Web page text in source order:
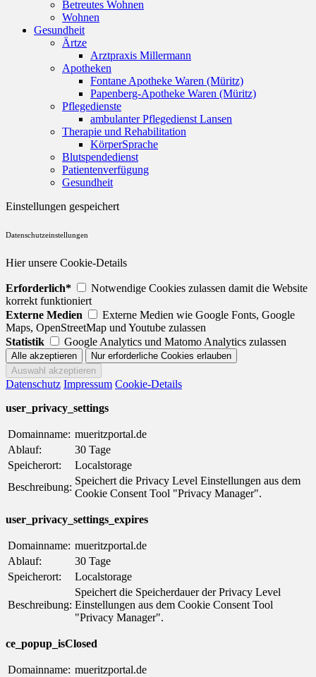
Betreutes Wohnen
Wohnen
Gesundheit
Ärtze
Arztpraxis Millermann
Apotheken
Fontane Apotheke Waren (Müritz)
Papenberg-Apotheke Waren (Müritz)
Pflegedienste
ambulanter Pflegedienst Lansen
Therapie und Rehabilitation
KörperSprache
Blutspendedienst
Patientenverfügung
Gesundheit
Einstellungen gespeichert
Datenschutzeinstellungen
Hier unsere Cookie-Details
Erforderlich*
Notwendige Cookies zulassen damit die Website
korrekt funktioniert
Externe Medien
Externe Medien wie Google Fonts, Google
Maps, OpenStreetMap und Youtube zulassen
Statistik
Google Analytics und Matomo Analytics zulassen
Datenschutz Impressum Cookie-Details
user_privacy_settings
Domainname: mueritzportal.de
Ablauf:
30 Tage
Speicherort:
Localstorage
Beschreibung:
Speichert die Privacy Level Einstellungen aus dem
Cookie Consent Tool "Privacy Manager".
user_privacy_settings_expires
Domainname: mueritzportal.de
Ablauf:
30 Tage
Speicherort:
Localstorage
Beschreibung:
Speichert die Speicherdauer der Privacy Level
Einstellungen aus dem Cookie Consent Tool
"Privacy Manager".
ce_popup_isClosed
Domainname: mueritzportal.de